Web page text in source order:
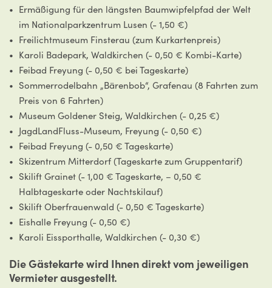
Ermäßigung für den längsten Baumwipfelpfad der Welt
im Nationalparkzentrum Lusen (- 1,50 €)
Freilichtmuseum Finsterau (zum Kurkartenpreis)
Karoli Badepark, Waldkirchen (- 0,50 € Kombi-Karte)
Feibad Freyung (- 0,50 € bei Tageskarte)
Sommerrodelbahn „Bärenbob“, Grafenau (8 Fahrten zum
Preis von 6 Fahrten)
Museum Goldener Steig, Waldkirchen (- 0,25 €)
JagdLandFluss-Museum, Freyung (- 0,50 €)
Feibad Freyung (- 0,50 € Tageskarte)
Skizentrum Mitterdorf (Tageskarte zum Gruppentarif)
Skilift Grainet (- 1,00 € Tageskarte, – 0,50 €
Halbtageskarte oder Nachtskilauf)
Skilift Oberfrauenwald (- 0,50 € Tageskarte)
Eishalle Freyung (- 0,50 €)
Karoli Eissporthalle, Waldkirchen (- 0,30 €)
Die Gästekarte wird Ihnen direkt vom jeweiligen
Vermieter ausgestellt.